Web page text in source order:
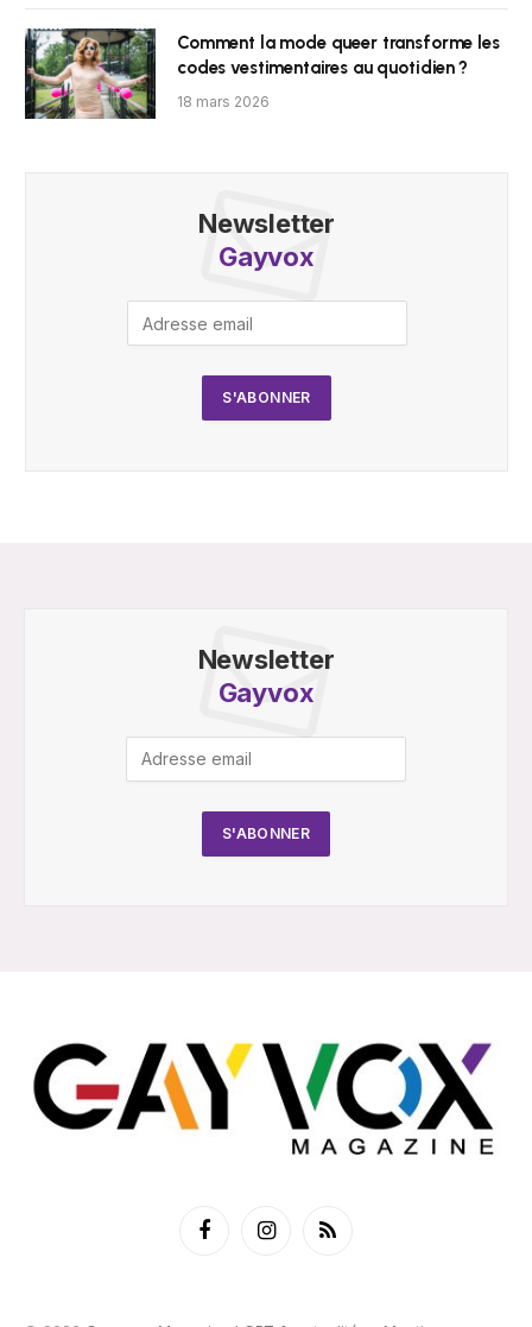
Comment la mode queer transforme les
codes vestimentaires au quotidien ?
18 mars 2026
Newsletter
Gayvox
Newsletter
Gayvox
FacebookInstagramRSS